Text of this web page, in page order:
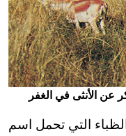
التي تحمل اسم